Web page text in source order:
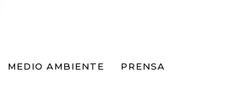
MEDIO AMBIENTE PRENSA